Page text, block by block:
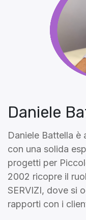
Daniele
Daniele Battella è
con una solida
progetti per
2002 ricopre il
SERVIZI, dove si
rapporti con i